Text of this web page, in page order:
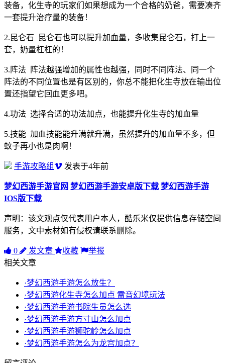
装备，化生寺的玩家们如果想成为一个合格的奶爸，需要凑齐
一套提升治疗量的装备！
2.昆仑石 昆仑石也可以提升加血量，多收集昆仑石，打上一
套，奶量杠杠的！
3.阵法 阵法越强增加的属性也越强，同时不同阵法、同一个
阵法的不同位置也是有区别的，你总不能把化生寺放在输出位
置还指望它回血更多吧。
4.功法 选择合适的功法加点，也能提升化生寺的加血量
5.技能 加血技能能升满就升满，虽然提升的加血量不多，但
蚊子再小也是肉啊！
手游攻略组 发表于4年前
梦幻西游手游官网 梦幻西游手游安卓版下载 梦幻西游手游
IOS版下载
声明：该文观点仅代表用户本人，酷乐米仅提供信息存储空间
服务，文中素材如有侵权请联系删除。
0 发文章 收藏
举报
相关文章
·梦幻西游手游怎么放生？
·梦幻西游化生寺怎么加点 雷音幻境玩法
·梦幻西游手游书院生员怎么选
·梦幻西游手游方寸山怎么加点
·梦幻西游手游狮驼岭怎么加点
·梦幻西游手游怎么为龙宫加点？